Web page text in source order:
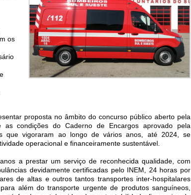
os
proposta no âmbito do concurso público aberto pela
condições do Caderno de Encargos aprovado pela
que vigoraram ao longo de vários anos, até 2024, se
operacional e financeiramente sustentável.
a prestar um serviço de reconhecida qualidade, com
devidamente certificadas pelo INEM, 24 horas por
de altas e outros tantos transportes inter-hospitalares
além do transporte urgente de produtos sanguíneos,